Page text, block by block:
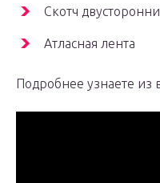
Скотч
Атласная лента
Подробнее узнаете из